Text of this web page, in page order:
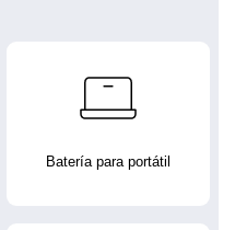
Batería para portátil